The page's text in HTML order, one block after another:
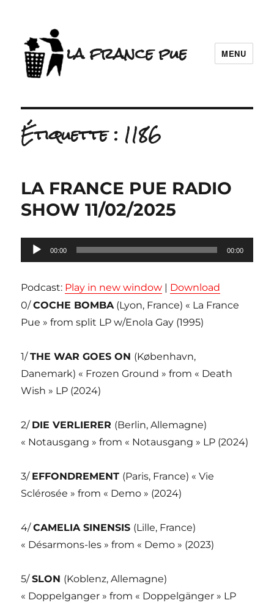
la france pue MENU
Étiquette : 1186
LA FRANCE PUE RADIO
SHOW 11/02/2025
Lecteur
audio
00:00 00:00
Podcast: Play in new window | Download
0/COCHE BOMBA(Lyon, France) « La France
Pue » from split LP w/Enola Gay (1995)
1/THE WAR GOES ON (København,
Danemark) « Frozen Ground » from « Death
Wish » LP (2024)
2/ DIE VERLIERER (Berlin, Allemagne)
« Notausgang » from « Notausgang » LP (2024)
3/ EFFONDREMENT (Paris, France) « Vie
Sclérosée » from « Demo » (2024)
4/CAMELIA SINENSIS (Lille, France)
« Désarmons-les » from « Demo » (2023)
5/SLON (Koblenz, Allemagne)
« Doppelganger » from « Doppelgänger » LP